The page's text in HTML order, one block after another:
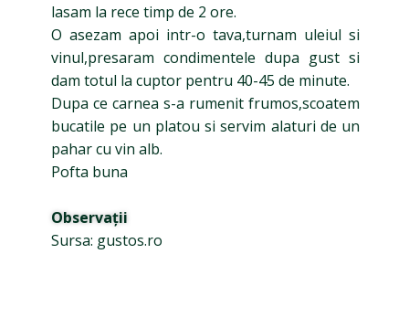
lasam la rece timp de 2 ore.
O asezam apoi intr-o tava,turnam uleiul si
vinul,presaram condimentele dupa gust si
dam totul la cuptor pentru 40-45 de minute.
Dupa ce carnea s-a rumenit frumos,scoatem
bucatile pe un platou si servim alaturi de un
pahar cu vin alb.
Pofta buna
Observații
Sursa: gustos.ro